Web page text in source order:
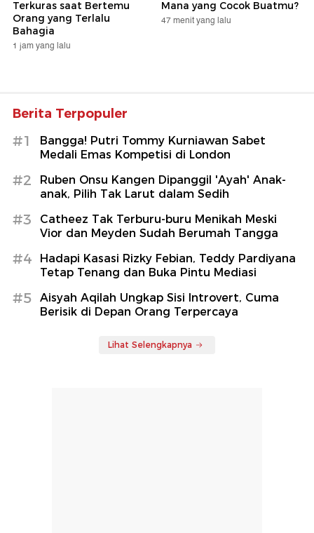
Terkuras saat Bertemu
Orang yang Terlalu
Bahagia
1 jam yang lalu
Mana yang Cocok Buatmu?
47 menit yang lalu
Berita Terpopuler
#1
Bangga! Putri Tommy Kurniawan Sabet
Medali Emas Kompetisi di London
#2
Ruben Onsu Kangen Dipanggil 'Ayah' Anak-
anak, Pilih Tak Larut dalam Sedih
#3
Catheez Tak Terburu-buru Menikah Meski
Vior dan Meyden Sudah Berumah Tangga
#4
Hadapi Kasasi Rizky Febian, Teddy Pardiyana
Tetap Tenang dan Buka Pintu Mediasi
#5
Aisyah Aqilah Ungkap Sisi Introvert, Cuma
Berisik di Depan Orang Terpercaya
Lihat Selengkapnya